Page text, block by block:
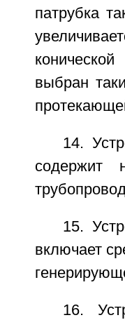
патрубка
выбран
14.
содержит
15.
включает
16.